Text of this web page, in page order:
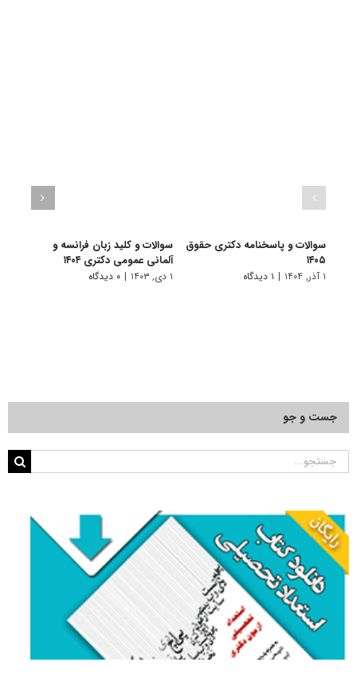
سوالات و پاسخنامه دکتری حقوق
۱۴۰۵
۱ آذر, ۱۴۰۴ | ۱ دیدگاه
سوالات و کلید زبان فرانسه و
آلمانی عمومی دکتری ۱۴۰۴
۱ دی, ۱۴۰۳ | ۰ دیدگاه
جست و جو
جستجو